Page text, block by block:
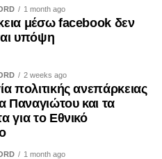
μαζί τους μόνο τις ψυχές
1 month ago
μέσω facebook δεν
υπόψη
2 weeks ago
πολιτικής ανεπάρκειας
Παναγιώτου και τα
για το Εθνικό
1 month ago